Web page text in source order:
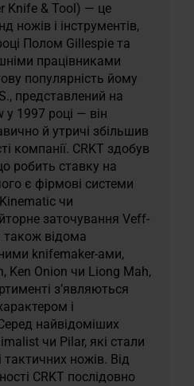
Knife & Tool) — це
ножів і інструментів,
Полом Gillespie та
працівниками
популярність йому
представлений на
у 1997 році — він
й утричі збільшив
компанії. CRKT здобув
робить ставку на
є фірмові системи
чи
заточування Veff-
також відома
knifemaker-ами,
Ken Onion чи Liong Mah,
з’являються
і
найвідоміших
чи Pilar, які стали
тактичних ножів. Від
CRKT послідовно